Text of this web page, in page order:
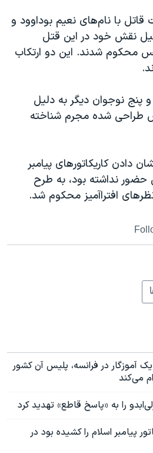
با نام‌های نعیم بوداوود و
نقش خود در این قتل
۱۶ سال حبس محکوم شدند. این دو ارتکاب
پنج نوجوان دیگر به دلیل
طراحی شده مجرم شناخته
دادن کاریکاتورهای پیامبر
نداشته بود، به طرح
افترا‌آمیز محکوم شد.
آموزگار در فرانسه، پلیس آن کشور
می‌کند
را به «پاسخ قاطع» تهدید کرد
پیامبر اسلام را کشیده بود در